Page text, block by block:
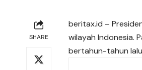
SHARE
beritax.id –
wilayah Indonesia.
bertahun-tahun